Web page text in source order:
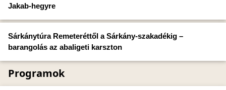
Jakab-hegyre
Sárkánytúra Remeteréttől a Sárkány-szakadékig –
barangolás az abaligeti karszton
Programok